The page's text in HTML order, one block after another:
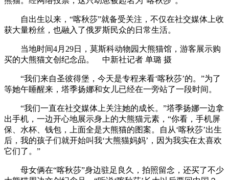
自出生以来，“喀秋莎”就备受关注，不仅在社交媒体上收
获大量粉丝，也融入了俄罗斯民众的日常生活。
当地时间4月29日，莫斯科动物园大熊猫馆，游客展示购
买的大熊猫文创纪念品。 中新社记者 单璐 摄
“我们来自圣彼得堡，今天是专程来看‘喀秋莎’的。”为了
等她午睡醒来，塔季扬娜和女儿已经在一旁站了一段时间。
“我们一直在社交媒体上关注她的成长。”塔季扬娜一边拿
出手机，一边开心地展示身上的大熊猫元素，“你看，手机屏
保、水杯、钱包，上面全是大熊猫的图案。自从‘喀秋莎’出生
后，我的孩子们就开始叫我‘大熊猫妈妈’，因为我实在太喜欢
它们了。”
母女俩在“喀秋莎”身边驻足良久，拍照留念，还买了不少